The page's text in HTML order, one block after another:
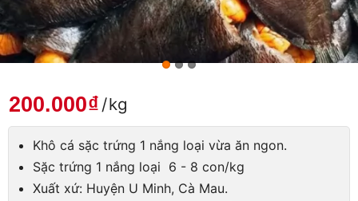
200.000₫ /kg
Khô cá sặc trứng 1 nắng loại vừa ăn ngon.
Sặc trứng 1 nắng loại 6 - 8 con/kg
Xuất xứ: Huyện U Minh, Cà Mau.